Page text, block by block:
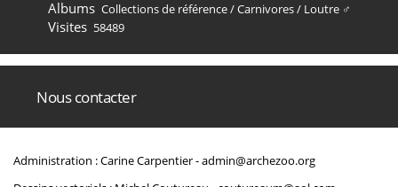
Albums Collections de référence/Carnivores/ Loutre ♂
Visites 58489
Nous contacter
Administration : Carine Carpentier -admin@archezoo.org